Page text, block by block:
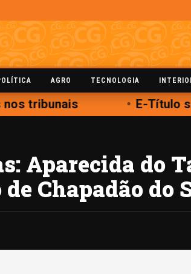
AGRO TECNOLOGIA
tribunais E-Título
Aparecida do
Chapadão do